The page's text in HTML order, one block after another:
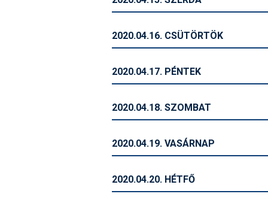
2020.04.16. CSÜTÖRTÖK
2020.04.17. PÉNTEK
2020.04.18. SZOMBAT
2020.04.19. VASÁRNAP
2020.04.20. HÉTFŐ